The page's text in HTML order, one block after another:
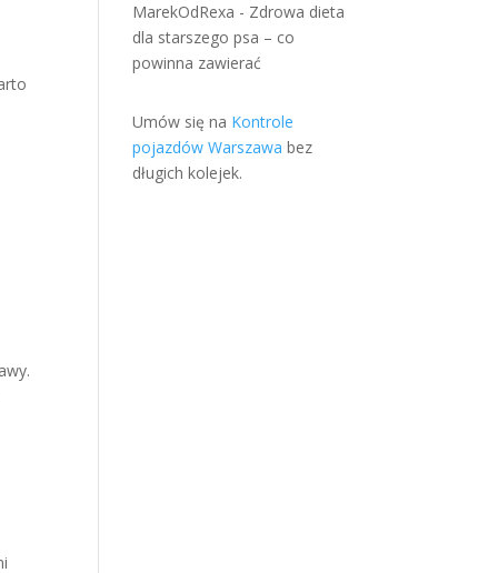
MarekOdRexa - Zdrowa dieta
dla starszego psa – co
powinna zawierać
Umów się na Kontrole
pojazdów Warszawa bez
długich kolejek.